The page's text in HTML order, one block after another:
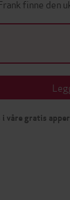
finne
i våre gratis